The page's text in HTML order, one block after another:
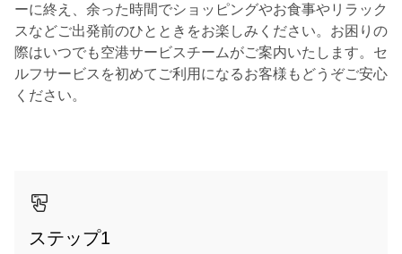
ーに終え、余った時間でショッピングやお食事やリラック
スなどご出発前のひとときをお楽しみください。お困りの
際はいつでも空港サービスチームがご案内いたします。セ
ルフサービスを初めてご利用になるお客様もどうぞご安心
ください。
ステップ1